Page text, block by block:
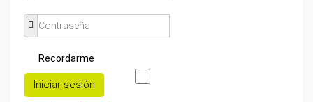
Recordarme
Iniciar sesión